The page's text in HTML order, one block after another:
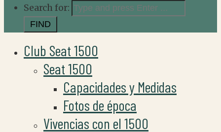
Search for:
Club Seat 1500
Seat 1500
Capacidades y Medidas
Fotos de época
Vivencias con el 1500